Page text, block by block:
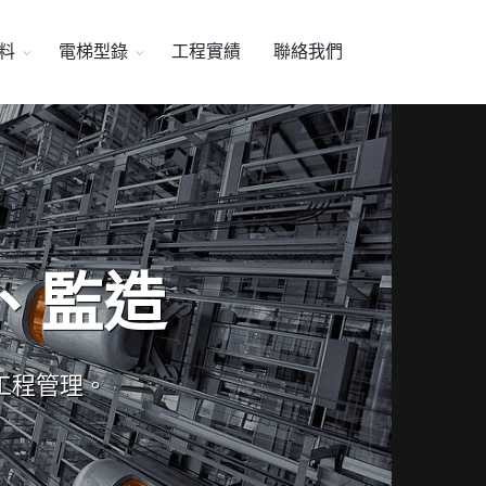
電梯型錄 工程實績 聯絡我們
監造
程管理。